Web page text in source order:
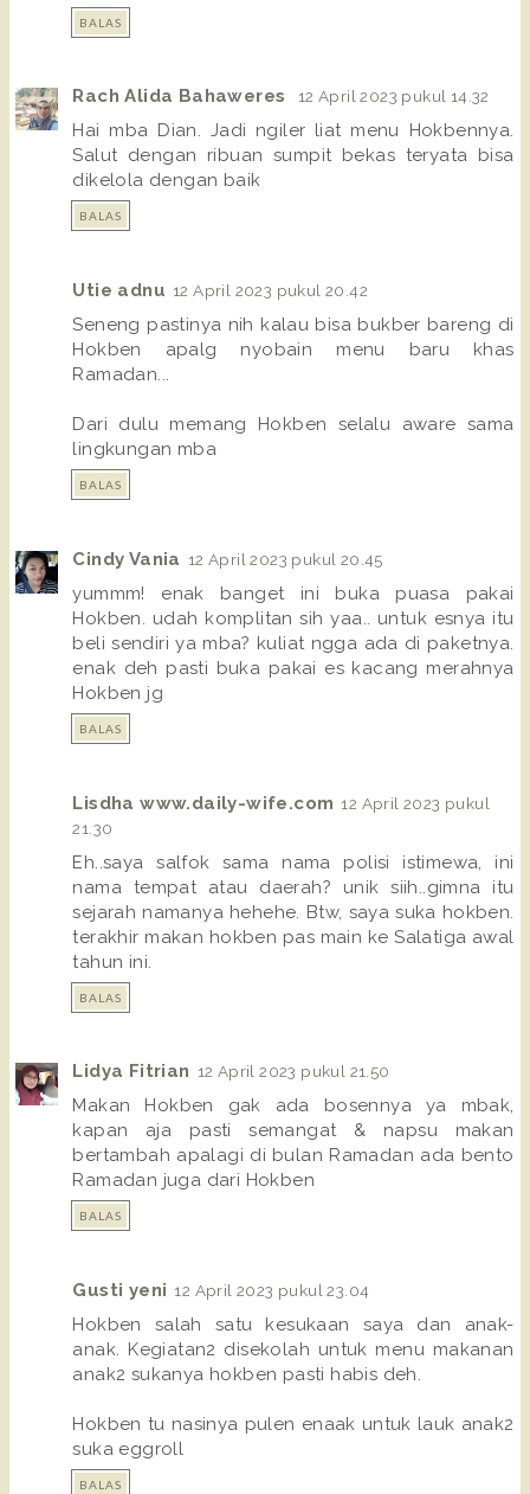
BALAS
Rach Alida Bahaweres 12 April 2023 pukul 14.32
Hai mba Dian. Jadi ngiler liat menu Hokbennya.
Salut dengan ribuan sumpit bekas teryata bisa
dikelola dengan baik
BALAS
Utie adnu 12 April 2023 pukul 20.42
Seneng pastinya nih kalau bisa bukber bareng di
Hokben apalg nyobain menu baru khas
Ramadan...
Dari dulu memang Hokben selalu aware sama
lingkungan mba
BALAS
Cindy Vania 12 April 2023 pukul 20.45
yummm! enak banget ini buka puasa pakai
Hokben. udah komplitan sih yaa.. untuk esnya itu
beli sendiri ya mba? kuliat ngga ada di paketnya.
enak deh pasti buka pakai es kacang merahnya
Hokben jg
BALAS
Lisdha www.daily-wife.com 12 April 2023 pukul
21.30
Eh..saya salfok sama nama polisi istimewa, ini
nama tempat atau daerah? unik siih..gimna itu
sejarah namanya hehehe. Btw, saya suka hokben.
terakhir makan hokben pas main ke Salatiga awal
tahun ini.
BALAS
Lidya Fitrian 12 April 2023 pukul 21.50
Makan Hokben gak ada bosennya ya mbak,
kapan aja pasti semangat & napsu makan
bertambah apalagi di bulan Ramadan ada bento
Ramadan juga dari Hokben
BALAS
Gusti yeni 12 April 2023 pukul 23.04
Hokben salah satu kesukaan saya dan anak-
anak. Kegiatan2 disekolah untuk menu makanan
anak2 sukanya hokben pasti habis deh.
Hokben tu nasinya pulen enaak untuk lauk anak2
suka eggroll
BALAS